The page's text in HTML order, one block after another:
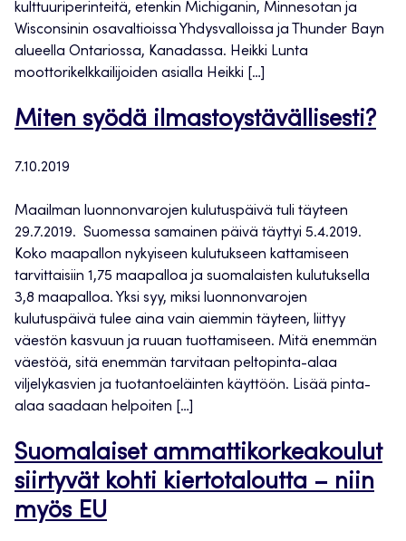
kulttuuriperinteitä, etenkin Michiganin, Minnesotan ja
Wisconsinin osavaltioissa Yhdysvalloissa ja Thunder Bayn
alueella Ontariossa, Kanadassa. Heikki Lunta
moottorikelkkailijoiden asialla Heikki […]
Miten syödä ilmastoystävällisesti?
7.10.2019
Maailman luonnonvarojen kulutuspäivä tuli täyteen
29.7.2019. Suomessa samainen päivä täyttyi 5.4.2019.
Koko maapallon nykyiseen kulutukseen kattamiseen
tarvittaisiin 1,75 maapalloa ja suomalaisten kulutuksella
3,8 maapalloa. Yksi syy, miksi luonnonvarojen
kulutuspäivä tulee aina vain aiemmin täyteen, liittyy
väestön kasvuun ja ruuan tuottamiseen. Mitä enemmän
väestöä, sitä enemmän tarvitaan peltopinta-alaa
viljelykasvien ja tuotantoeläinten käyttöön. Lisää pinta-
alaa saadaan helpoiten […]
Suomalaiset ammattikorkeakoulut
siirtyvät kohti kiertotaloutta – niin
myös EU